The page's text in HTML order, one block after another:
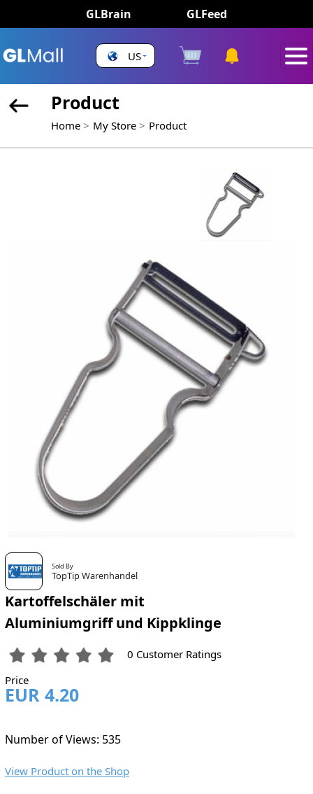
GLBrain GLFeed
US
Product
Home My Store Product
Sold By
TopTip Warenhandel
Kartoffelschäler mit
Aluminiumgriff und Kippklinge
0 Customer Ratings
Price
EUR 4.20
Number of Views: 535
View Product on the Shop